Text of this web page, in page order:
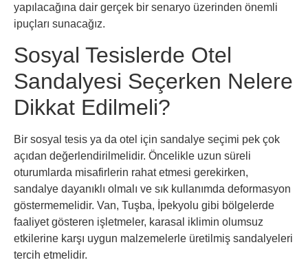
yapılacağına dair gerçek bir senaryo üzerinden önemli
ipuçları sunacağız.
Sosyal Tesislerde Otel
Sandalyesi Seçerken Nelere
Dikkat Edilmeli?
Bir sosyal tesis ya da otel için sandalye seçimi pek çok
açıdan değerlendirilmelidir. Öncelikle uzun süreli
oturumlarda misafirlerin rahat etmesi gerekirken,
sandalye dayanıklı olmalı ve sık kullanımda deformasyon
göstermemelidir. Van, Tuşba, İpekyolu gibi bölgelerde
faaliyet gösteren işletmeler, karasal iklimin olumsuz
etkilerine karşı uygun malzemelerle üretilmiş sandalyeleri
tercih etmelidir.